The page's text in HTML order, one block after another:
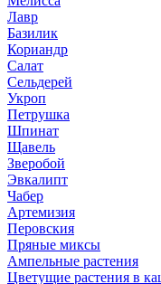
Лавр
Базилик
Кориандр
Салат
Сельдерей
Укроп
Петрушка
Шпинат
Щавель
Зверобой
Эвкалипт
Чабер
Артемизия
Перовския
Пряные миксы
Ампельные растения
Цветущие растения в